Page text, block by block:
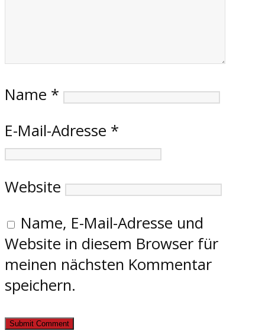
Name *
E-Mail-Adresse *
Website
Name, E-Mail-Adresse und
Website in diesem Browser für
meinen nächsten Kommentar
speichern.